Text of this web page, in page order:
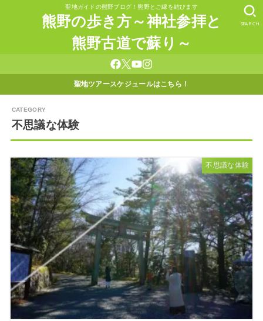
聖地ガイドの熊野ブログ！熊野とご縁を結びます
熊野の歩き方～神社参拝と
熊野古道で蘇り～
SEARCH
聖地ツアースケジュールはこちら！
不思議な体験
不思議な体験